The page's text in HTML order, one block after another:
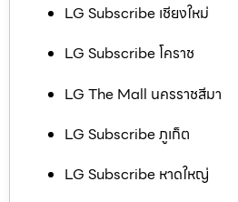
LG Subscribe เชียงใหม่
LG Subscribe โคราช
LG The Mall นครราชสีมา
LG Subscribe ภูเก็ต
LG Subscribe หาดใหญ่